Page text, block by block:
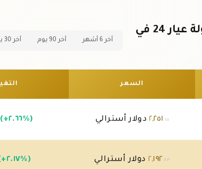
سعر سبيكة ذهب 1 تولة عيار 24 في
آخر 6 أشهر آخر 90 يوم آخر 30 يوم
السعر
٢,٢٥١.١٥ دولار أسترالي (+٢.٦٦%)
٢,١٩٢.٨٣ دولار أسترالي (+٢.١٧%)